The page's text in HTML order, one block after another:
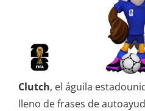
Clutch, el águila
lleno de frases de